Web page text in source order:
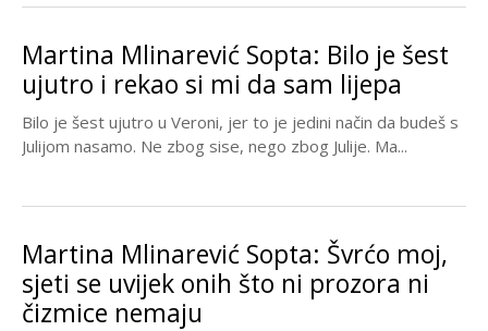
Martina Mlinarević Sopta: Bilo je šest
ujutro i rekao si mi da sam lijepa
Bilo je šest ujutro u Veroni, jer to je jedini način da budeš s
Julijom nasamo. Ne zbog sise, nego zbog Julije. Ma...
Martina Mlinarević Sopta: Švrćo moj,
sjeti se uvijek onih što ni prozora ni
čizmice nemaju